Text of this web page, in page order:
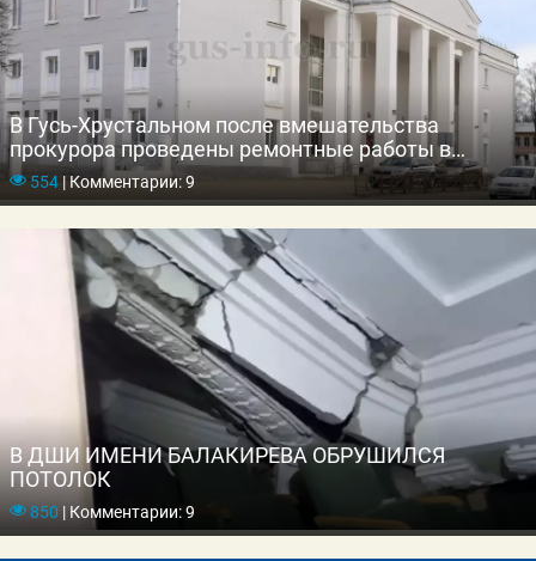
В Гусь-Хрустальном после вмешательства
прокурора проведены ремонтные работы в
Детской школе искусств
554 |Комментарии: 9
В ДШИ ИМЕНИ БАЛАКИРЕВА ОБРУШИЛСЯ
ПОТОЛОК
850 |Комментарии: 9